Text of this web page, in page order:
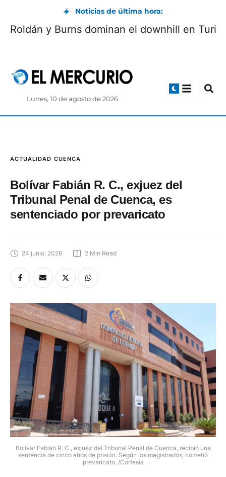
Noticias de última hora:
Roldán y Burns dominan el downhill en Turi
Lunes, 10 de agosto de 2026
ACTUALIDAD CUENCA
Bolívar Fabián R. C., exjuez del
Tribunal Penal de Cuenca, es
sentenciado por prevaricato
24 junio, 2026 2 Min Read
Bolívar Fabián R. C., exjuez del Tribunal Penal de Cuenca, recibió una
sentencia de cinco años de prisión. Según los magistrados, cometió
prevaricato. /Cortesía